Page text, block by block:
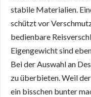
stabile Materialien.
schützt vor
bedienbare
Eigengewicht sind
Bei der Auswahl an
zu überbieten. Weil
ein bisschen bunter